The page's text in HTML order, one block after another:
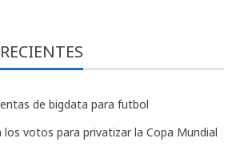
de bigdata para futbol
votos para privatizar la Copa Mundial